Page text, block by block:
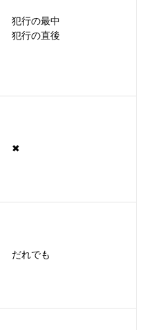
犯行の最中
犯行の直後
✖
だれでも